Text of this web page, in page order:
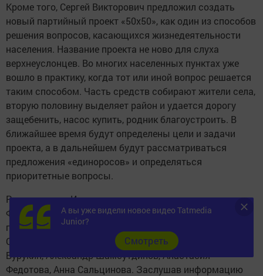
Кроме того, Сергей Викторович предложил создать
новый партийный проект «50х50», как один из способов
решения вопросов, касающихся жизнедеятельности
населения. Название проекта не ново для слуха
верхнеуслонцев. Во многих населенных пунктах уже
вошло в практику, когда тот или иной вопрос решается
таким способом. Часть средств собирают жители села,
вторую половину выделяет район и удается дорогу
защебенить, насос купить, родник благоустроить. В
ближайшее время будут определены цели и задачи
проекта, а в дальнейшем будут рассматриваться
предложения «единоросов» и определяться
приоритетные вопросы.
Руководитель Исполкома местного отделения партии
Фарида Янтыкова вынесла на обсуждение членов
политсовета кандидатуры 10 будущих членов партии.
Среди них Роберт Авхадиев, Николай Бурдин, Сергей
Бурукин, Александр Шамсутдинов, Анастасия
Федотова, Анна Сальцинова. Заслушав информацию
А вы уже видели новое видео Tatmedia
Junior?
Cмотреть